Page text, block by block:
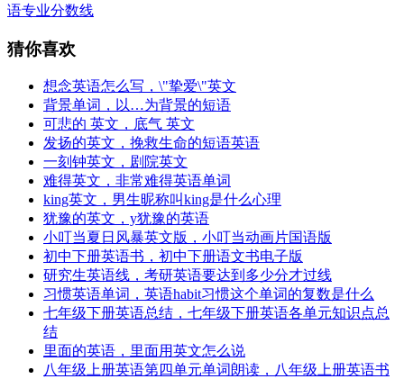
语专业分数线
猜你喜欢
想念英语怎么写，\"挚爱\"英文
背景单词，以…为背景的短语
可悲的 英文，底气 英文
发扬的英文，挽救生命的短语英语
一刻钟英文，剧院英文
难得英文，非常难得英语单词
king英文，男生昵称叫king是什么心理
犹豫的英文，y犹豫的英语
小叮当夏日风暴英文版，小叮当动画片国语版
初中下册英语书，初中下册语文书电子版
研究生英语线，考研英语要达到多少分才过线
习惯英语单词，英语habit习惯这个单词的复数是什么
七年级下册英语总结，七年级下册英语各单元知识点总
结
里面的英语，里面用英文怎么说
八年级上册英语第四单元单词朗读，八年级上册英语书